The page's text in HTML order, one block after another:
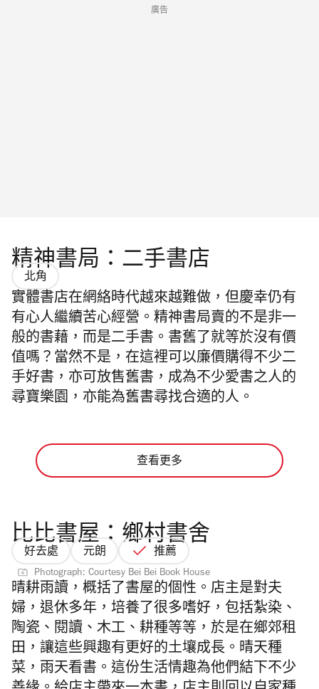
廣告
精神書局：二手書店
北角
實體書店在網絡時代越來越難做，但慶幸仍有
有心人繼續苦心經營。精神書局賣的不是非一
般的書藉，而是二手書。書舊了就等於沒有價
值嗎？當然不是，在這裡可以廉價購得不少二
手好書，亦可放售舊書，成為不少愛書之人的
尋寶樂園，亦能為舊書尋找合適的人。
查看更多
比比書屋：鄉村書舍
好去處 元朗 推薦
Photograph: Courtesy Bei Bei Book House
晴耕雨讀，概括了書屋的個性。店主是對夫
婦，退休多年，培養了很多嗜好，包括紮染、
陶瓷、閱讀、木工、耕種等等，於是在鄉郊租
田，讓這些興趣有更好的土壤成長。晴天種
菜，雨天看書。這份生活情趣為他們結下不少